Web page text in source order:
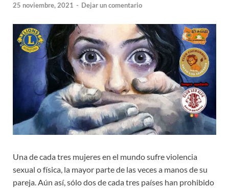
25 noviembre, 2021 - Dejar un comentario
Una de cada tres mujeres en el mundo sufre violencia
sexual o física, la mayor parte de las veces a manos de su
pareja. Aún así, sólo dos de cada tres países han prohibido